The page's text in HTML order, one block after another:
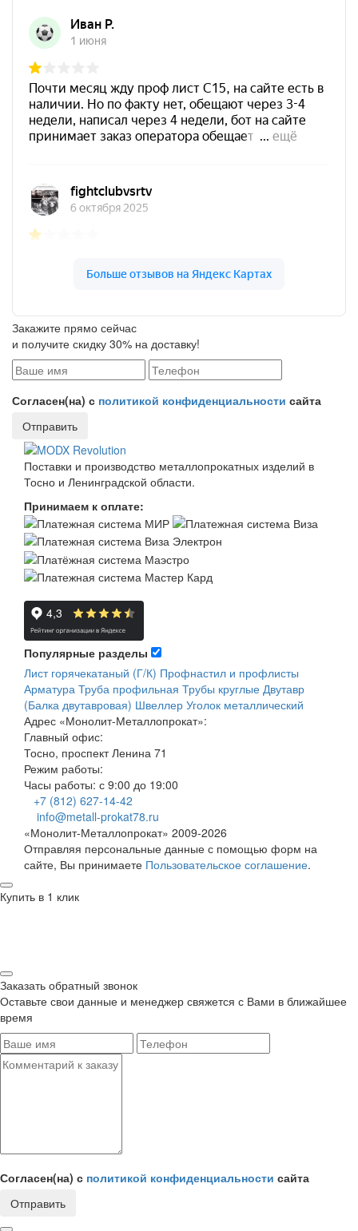
Закажите прямо сейчас
и получите скидку 30% на доставку!
Согласен(на) с политикой конфиденциальности сайта
Отправить
Поставки и производство металлопрокатных изделий в
Тосно и Ленинградской области.
Принимаем к оплате:
Популярные разделы
Лист горячекатаный (Г/К) Профнастил и профлисты
Арматура Труба профильная Трубы круглые Двутавр
(Балка двутавровая) Швеллер Уголок металлический
Адрес «Монолит-Металлопрокат»:
Главный офис:
Тосно, проспект Ленина 71
Режим работы:
Часы работы: с 9:00 до 19:00
+7 (812) 627-14-42
info@metall-prokat78.ru
«Монолит-Металлопрокат» 2009-2026
Отправляя персональные данные с помощью форм на
сайте, Вы принимаете Пользовательское соглашение.
Купить в 1 клик
Заказать обратный звонок
Оставьте свои данные и менеджер свяжется с Вами в ближайшее
время
Согласен(на) с политикой конфиденциальности сайта
Отправить